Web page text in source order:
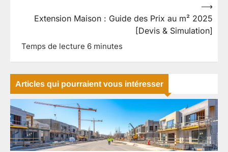
Extension Maison : Guide des Prix au m² 2025
[Devis & Simulation]
⟶
Articles qui pourraient vous intéresser